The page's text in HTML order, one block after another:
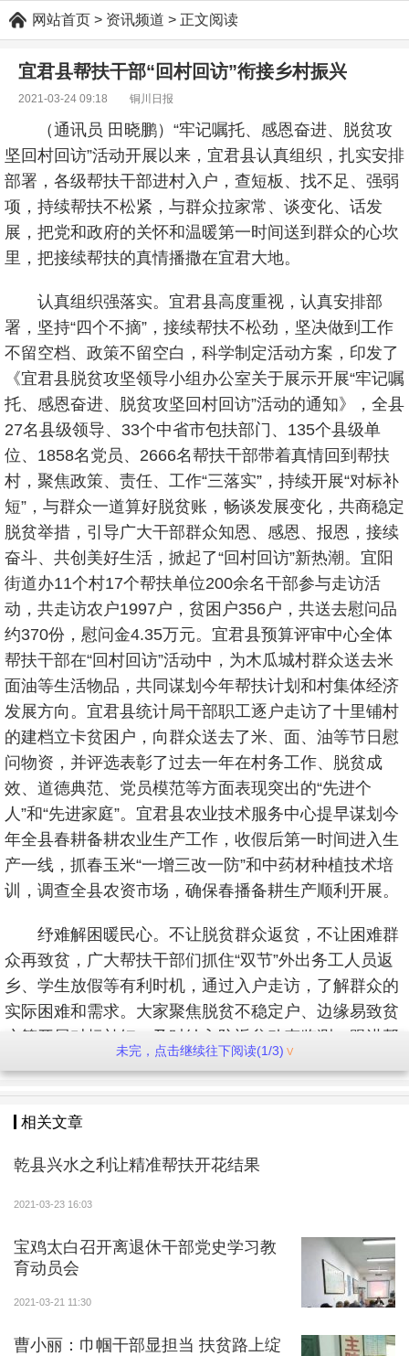
网站首页 > 资讯频道 > 正文阅读
宜君县帮扶干部“回村回访”衔接乡村振兴
2021-03-24 09:18 铜川日报
（通讯员 田晓鹏）“牢记嘱托、感恩奋进、脱贫攻
坚回村回访”活动开展以来，宜君县认真组织，扎实安排
部署，各级帮扶干部进村入户，查短板、找不足、强弱
项，持续帮扶不松紧，与群众拉家常、谈变化、话发
展，把党和政府的关怀和温暖第一时间送到群众的心坎
里，把接续帮扶的真情播撒在宜君大地。
认真组织强落实。宜君县高度重视，认真安排部
署，坚持“四个不摘”，接续帮扶不松劲，坚决做到工作
不留空档、政策不留空白，科学制定活动方案，印发了
《宜君县脱贫攻坚领导小组办公室关于展示开展“牢记嘱
托、感恩奋进、脱贫攻坚回村回访”活动的通知》，全县
27名县级领导、33个中省市包扶部门、135个县级单
位、1858名党员、2666名帮扶干部带着真情回到帮扶
村，聚焦政策、责任、工作“三落实”，持续开展“对标补
短”，与群众一道算好脱贫账，畅谈发展变化，共商稳定
脱贫举措，引导广大干部群众知恩、感恩、报恩，接续
奋斗、共创美好生活，掀起了“回村回访”新热潮。宜阳
街道办11个村17个帮扶单位200余名干部参与走访活
动，共走访农户1997户，贫困户356户，共送去慰问品
约370份，慰问金4.35万元。宜君县预算评审中心全体
帮扶干部在“回村回访”活动中，为木瓜城村群众送去米
面油等生活物品，共同谋划今年帮扶计划和村集体经济
发展方向。宜君县统计局干部职工逐户走访了十里铺村
的建档立卡贫困户，向群众送去了米、面、油等节日慰
问物资，并评选表彰了过去一年在村务工作、脱贫成
效、道德典范、党员模范等方面表现突出的“先进个
人”和“先进家庭”。宜君县农业技术服务中心提早谋划今
年全县春耕备耕农业生产工作，收假后第一时间进入生
产一线，抓春玉米“一增三改一防”和中药材种植技术培
训，调查全县农资市场，确保春播备耕生产顺利开展。
纾难解困暖民心。不让脱贫群众返贫，不让困难群
众再致贫，广大帮扶干部们抓住“双节”外出务工人员返
乡、学生放假等有利时机，通过入户走访，了解群众的
实际困难和需求。大家聚焦脱贫不稳定户、边缘易致贫
户等开展对标补短，及时纳入防返贫动态监测，跟进帮
扶机制，严防返贫致贫风险，确保脱贫群众稳定脱贫。
针对性地向群众解释政策，解决群众生活困难，2021年
群众落实了低保和临时救助政策。县新华书店在“回村回
售菜籽油5000斤。县人社局结合稳岗就业及就业援助系
列活动，积极到帮扶村迷家河村入户宣传就业创业等人
社各项政策，帮助群众注册和学习运用“秦云就业”微信
到招工、求职、社保、劳动维权等便捷的人社服务。县
未完，点击继续往下阅读(1/3)
相关文章
乾县兴水之利让精准帮扶开花结果
2021-03-23 16:03
宝鸡太白召开离退休干部党史学习教
育动员会
2021-03-21 11:30
曹小丽：巾帼干部显担当 扶贫路上绽